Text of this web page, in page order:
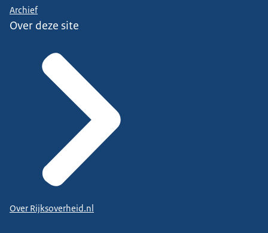
Archief
Over deze site
Over Rijksoverheid.nl